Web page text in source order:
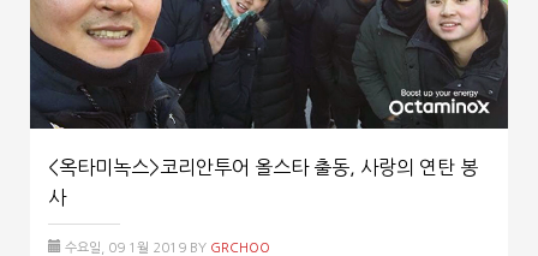
<옥타미녹스>코리안투어 올스타 출동, 사랑의 연탄 봉
사
수요일, 09 1월 2019 BY GRCHOO